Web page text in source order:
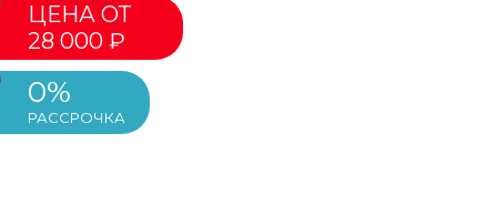
ЦЕНА ОТ
28 000 ₽
0%
РАССРОЧКА